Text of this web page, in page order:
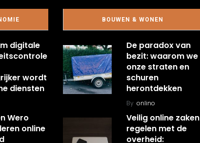
digitale
wordt
diensten
Wero
online
BOUWEN & WONEN
De paradox van
bezit: waarom we
onze straten en
schuren
herontdekken
By onlino
Veilig online zaken
regelen met de
overheid: